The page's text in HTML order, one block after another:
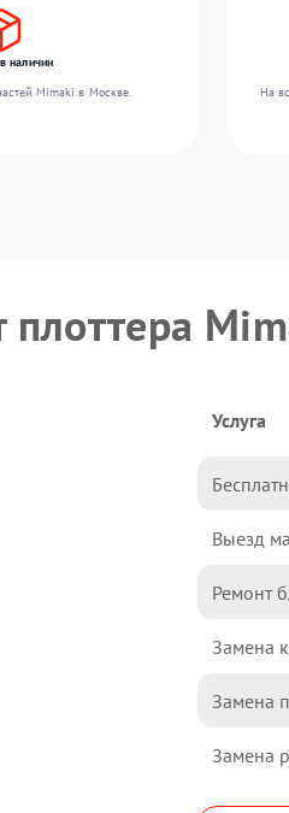
наличии
Mimaki в Москве.
На
плоттера
Услуга
Выезд
Ремонт
Замена
Замена
Замена